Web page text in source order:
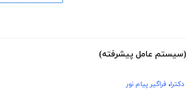
دکترا، فراگیر پیام نور